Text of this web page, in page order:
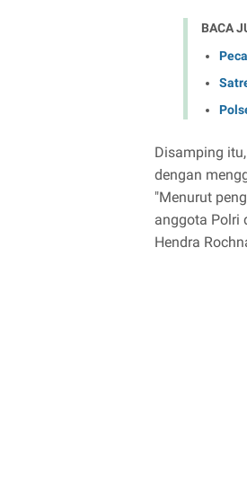
BACA
Disamping
dengan
"Menurut
anggota Polri
Hendra